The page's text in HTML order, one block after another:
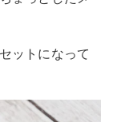
ットになって